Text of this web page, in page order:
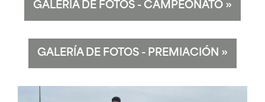
GALERÍA DE FOTOS - CAMPEONATO »
GALERÍA DE FOTOS - PREMIACIÓN »